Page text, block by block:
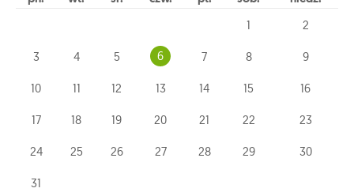
1 2
3 4 5 6 7 8 9
10 11 12 13 14 15 16
17 18 19 20 21 22 23
24 25 26 27 28 29 30
31